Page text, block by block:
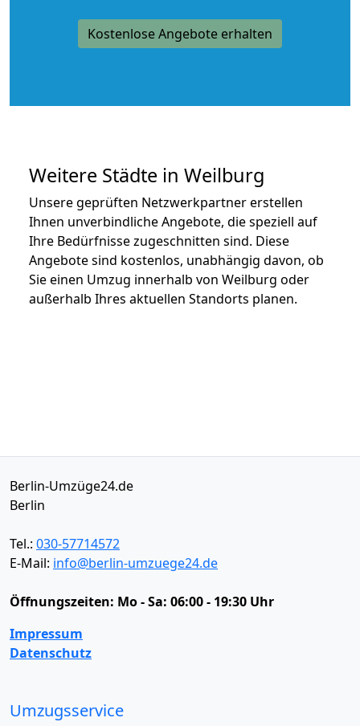
Kostenlose Angebote erhalten
Weitere Städte in Weilburg
Unsere geprüften Netzwerkpartner erstellen
Ihnen unverbindliche Angebote, die speziell auf
Ihre Bedürfnisse zugeschnitten sind. Diese
Angebote sind kostenlos, unabhängig davon, ob
Sie einen Umzug innerhalb von Weilburg oder
außerhalb Ihres aktuellen Standorts planen.
Berlin-Umzüge24.de
Berlin
Tel.: 030-57714572
E-Mail: info@berlin-umzuege24.de
Öffnungszeiten: Mo - Sa: 06:00 - 19:30 Uhr
Impressum
Datenschutz
Umzugsservice